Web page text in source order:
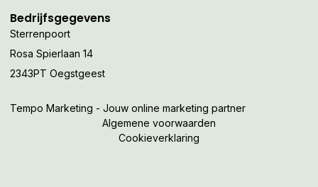
Bedrijfsgegevens
Sterrenpoort
Rosa Spierlaan 14
2343PT Oegstgeest
Tempo Marketing - Jouw online marketing partner
Algemene voorwaarden
Cookieverklaring